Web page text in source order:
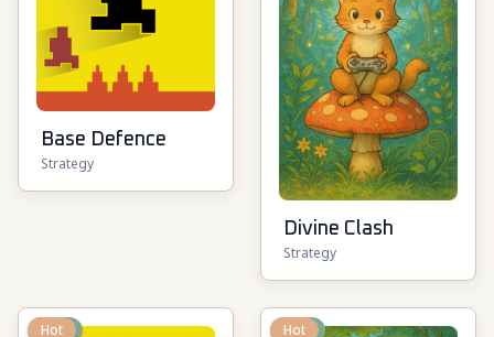
Base Defence
Strategy
Divine Clash
Strategy
New
Hot New
Hot